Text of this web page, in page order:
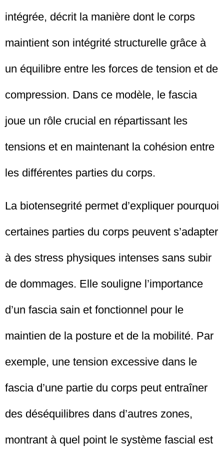
intégrée, décrit la manière dont le corps
maintient son intégrité structurelle grâce à
un équilibre entre les forces de tension et de
compression. Dans ce modèle, le fascia
joue un rôle crucial en répartissant les
tensions et en maintenant la cohésion entre
les différentes parties du corps.
La biotensegrité permet d’expliquer pourquoi
certaines parties du corps peuvent s’adapter
à des stress physiques intenses sans subir
de dommages. Elle souligne l’importance
d’un fascia sain et fonctionnel pour le
maintien de la posture et de la mobilité. Par
exemple, une tension excessive dans le
fascia d’une partie du corps peut entraîner
des déséquilibres dans d’autres zones,
montrant à quel point le système fascial est